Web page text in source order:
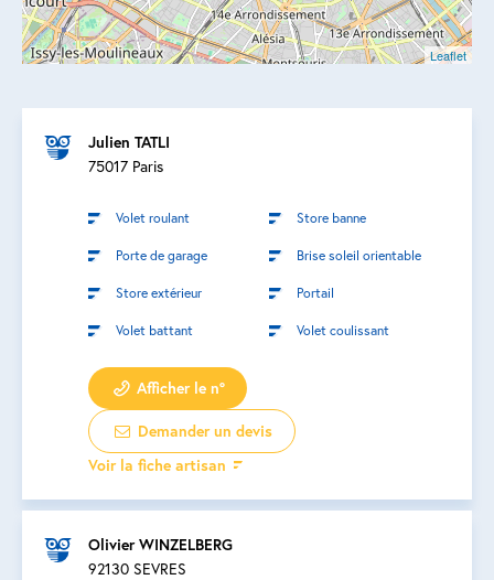
Leaflet
Julien TATLI
75017 Paris
Volet roulant Store banne
Porte de garage Brise soleil orientable
Store extérieur Portail
Volet battant Volet coulissant
Afficher le n°
Demander un devis
Voir la fiche artisan
Olivier WINZELBERG
92130 SEVRES